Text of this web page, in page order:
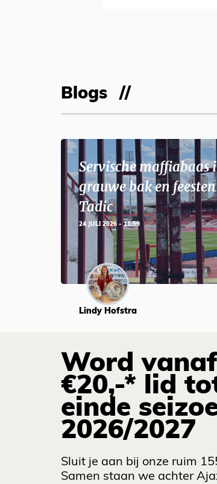
Blogs
Servische maffiabaas
grauwe bak en
Tadic
24 JULI 2026 - 11:59
Lindy Hofstra
Word vanaf
€20,-* lid
einde
2026/2027
Sluit je aan bij onze ruim
Samen staan we achter